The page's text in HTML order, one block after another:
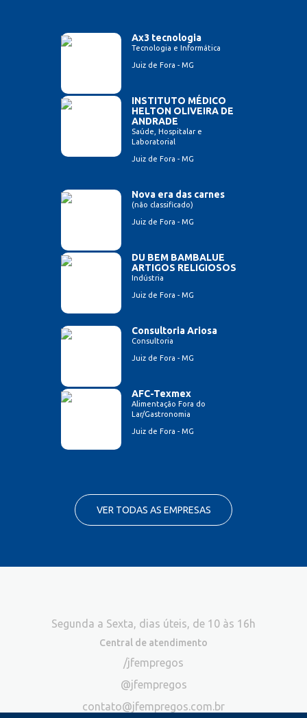
Ax3 tecnologia
Tecnologia e Informática
Juiz de Fora - MG
INSTITUTO MÉDICO
HELTON OLIVEIRA DE
ANDRADE
Saúde, Hospitalar e
Laboratorial
Juiz de Fora - MG
Nova era das carnes
(não classificado)
Juiz de Fora - MG
DU BEM BAMBALUE
ARTIGOS RELIGIOSOS
Indústria
Juiz de Fora - MG
Consultoria Ariosa
Consultoria
Juiz de Fora - MG
AFC-Texmex
Alimentação Fora do
Lar/Gastronomia
Juiz de Fora - MG
VER TODAS AS EMPRESAS
Segunda a Sexta, dias úteis, de 10 às 16h
Central de atendimento
/jfempregos
@jfempregos
contato@jfempregos.com.br